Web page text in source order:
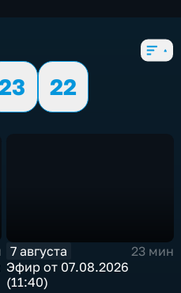
22
7 августа
23 мин
Эфир от 07.08.2026
(11:40)